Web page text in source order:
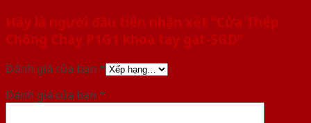
Hãy là người đầu tiên nhận xét “Cửa Thép
Chống Cháy P1G1 khoa tay gat-SGD”
Đánh giá của bạn *
Đánh giá của bạn *